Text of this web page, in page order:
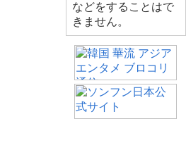
などをすることはで
きません。